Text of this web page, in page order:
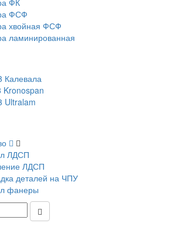
ФК
ФСФ
хвойная ФСФ
ламинированная
Kronospan
ЛДСП
ЛДСП
деталей на ЧПУ
фанеры